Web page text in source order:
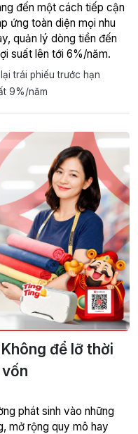
đến một cách tiếp cận
ứng toàn diện mọi nhu
quản lý dòng tiền đến
suất lên tới 6%/năm.
trái phiếu trước hạn
9%/năm
để lỡ thời
phát sinh vào những
mở rộng quy mô hay